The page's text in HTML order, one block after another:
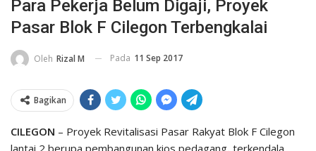
Para Pekerja Belum Digaji, Proyek
Pasar Blok F Cilegon Terbengkalai
Oleh Rizal M Pada 11 Sep 2017
Bagikan
CILEGON – Proyek Revitalisasi Pasar Rakyat Blok F Cilegon
lantai 2 berupa pembangunan kios pedagang, terkendala